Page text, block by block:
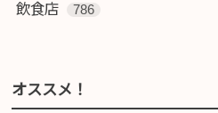
飲食店 786
オススメ！